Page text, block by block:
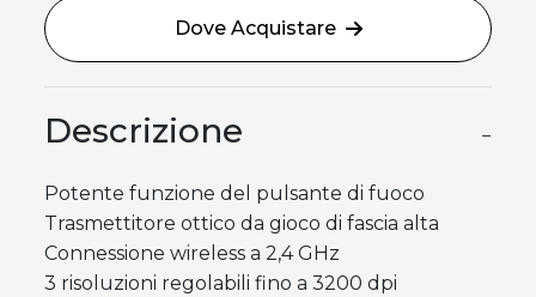
Dove Acquistare
Descrizione −
Potente funzione del pulsante di fuoco
Trasmettitore ottico da gioco di fascia alta
Connessione wireless a 2,4 GHz
3 risoluzioni regolabili fino a 3200 dpi